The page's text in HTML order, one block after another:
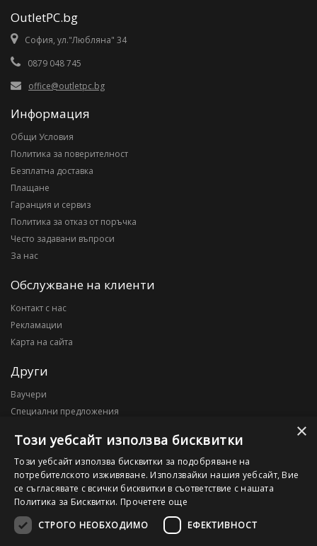
OutletPC.bg
София, ул."Любляна" 34
0879 048 745
office@outletpc.bg
Информация
Общи Условия
Политика за поверителност
Безплатна доставка
Плащане
Гаранция и сервиз
Политика за отказ от поръчка
Често задавани въпроси
За нас
Обслужване на клиенти
Контакт с нас
Рекламации
Карта на сайта
Други
Ваучери
Специални предложения
Моят профил
Моят профил
История на поръчките
Желани продукти
×
Този уебсайт използва бисквитки
Този уебсайт използва бисквитки за подобряване на
потребителското изживяване. Използвайки нашия уебсайт, Вие
се съгласявате с всички бисквитки в съответствие с нашата
Политика за Бисквитки. Прочетете още
СТРОГО НЕОБХОДИМО
ЕФЕКТИВНОСТ